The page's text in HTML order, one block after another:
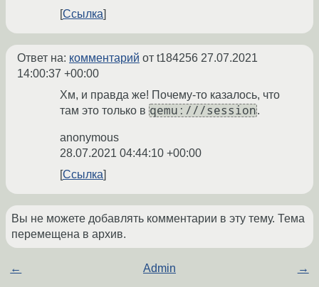
Ссылка
Ответ на: комментарий от t184256 27.07.2021
14:00:37 +00:00
Хм, и правда же! Почему-то казалось, что
там это только в qemu:///session.
anonymous
28.07.2021 04:44:10 +00:00
Ссылка
Вы не можете добавлять комментарии в эту тему. Тема
перемещена в архив.
← Admin →